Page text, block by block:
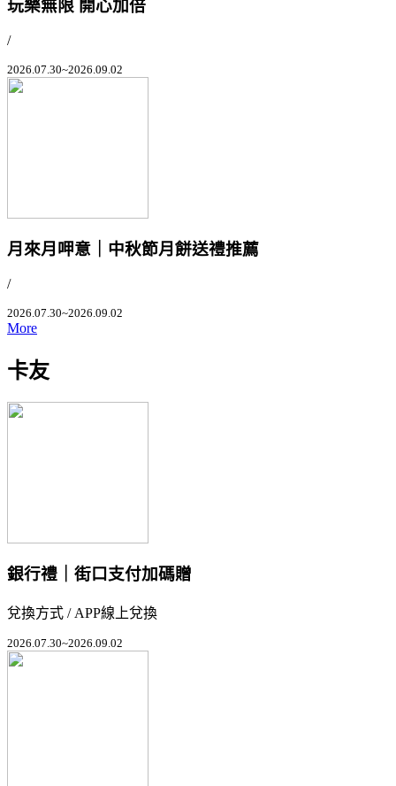
玩樂無限 開心加倍
/
2026.07.30~2026.09.02
月來月呷意｜中秋節月餅送禮推薦
/
2026.07.30~2026.09.02
More
卡友
銀行禮｜街口支付加碼贈
兌換方式 / APP線上兌換
2026.07.30~2026.09.02